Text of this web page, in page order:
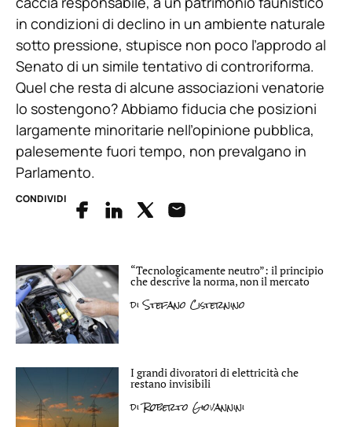
in condizioni di declino in un ambiente naturale
sotto pressione, stupisce non poco l’approdo al
Senato di un simile tentativo di controriforma.
Quel che resta di alcune associazioni venatorie
lo sostengono? Abbiamo fiducia che posizioni
largamente minoritarie nell’opinione pubblica,
palesemente fuori tempo, non prevalgano in
Parlamento.
CONDIVIDI
“Tecnologicamente neutro”: il principio
che descrive la norma, non il mercato
diStefano Cisternino
I grandi divoratori di elettricità che
restano invisibili
diRoberto Giovannini